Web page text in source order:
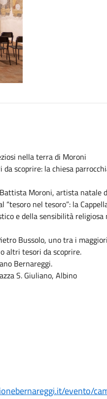
nella terra di Moroni
scoprire: la chiesa
Moroni, artista natale
nel tesoro”: la
e della sensibilità religiosa
Bussolo, uno tra i
altri tesori da scoprire.
Bernareggi.
S. Giuliano, Albino
evento/